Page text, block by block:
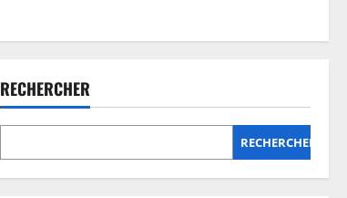
RECHERCHER
RECHERCHER